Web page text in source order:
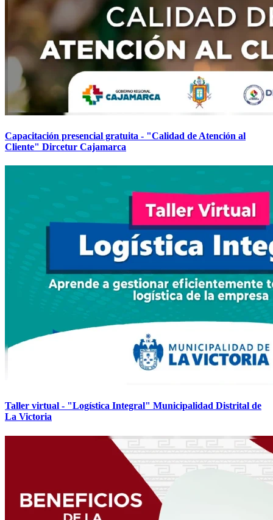
Capacitación presencial gratuita - "Calidad de Atención al
Cliente" Dircetur Cajamarca
Taller virtual - "Logística Integral" Municipalidad Distrital de
La Victoria